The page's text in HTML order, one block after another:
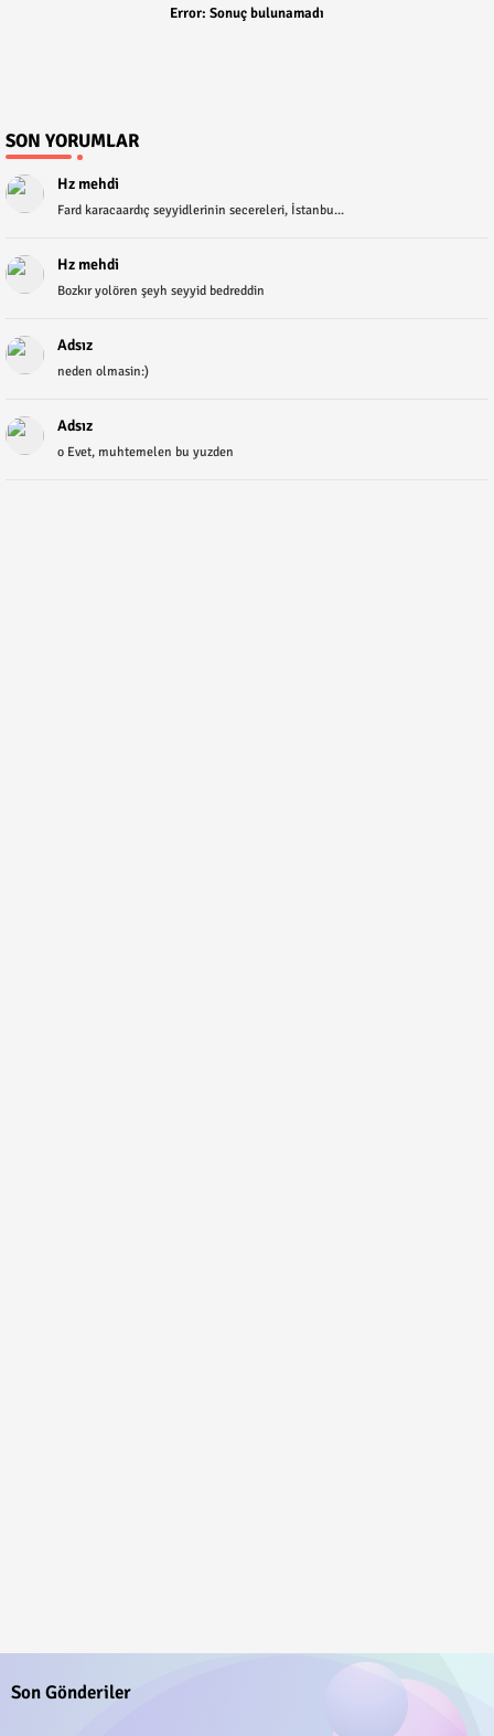
Error: Sonuç bulunamadı
SON YORUMLAR
Hz mehdi
Fard karacaardıç seyyidlerinin secereleri, İstanbu...
Hz mehdi
Bozkır yolören şeyh seyyid bedreddin
Adsız
neden olmasin:)
Adsız
o Evet, muhtemelen bu yuzden
Son Gönderiler